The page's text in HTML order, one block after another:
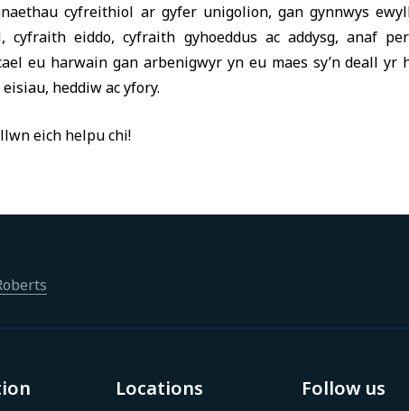
cyfreithiol ar gyfer unigolion, gan gynnwys
eiddo, cyfraith gyhoeddus ac addysg, anaf
eu harwain gan arbenigwyr yn eu maes sy’n deall yr
heddiw ac yfory.
eich helpu chi!
Locations Follow us